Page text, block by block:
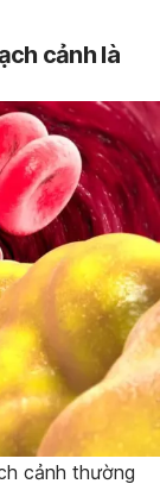
cảnh là
cảnh thường